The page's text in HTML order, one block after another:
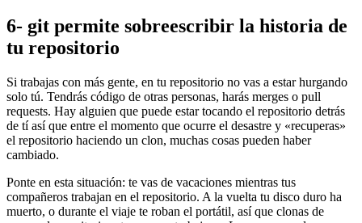
6- git permite sobreescribir la historia de
tu repositorio
Si trabajas con más gente, en tu repositorio no vas a estar hurgando
solo tú. Tendrás código de otras personas, harás merges o pull
requests. Hay alguien que puede estar tocando el repositorio detrás
de tí así que entre el momento que ocurre el desastre y «recuperas»
el repositorio haciendo un clon, muchas cosas pueden haber
cambiado.
Ponte en esta situación: te vas de vacaciones mientras tus
compañeros trabajan en el repositorio. A la vuelta tu disco duro ha
muerto, o durante el viaje te roban el portátil, así que clonas de